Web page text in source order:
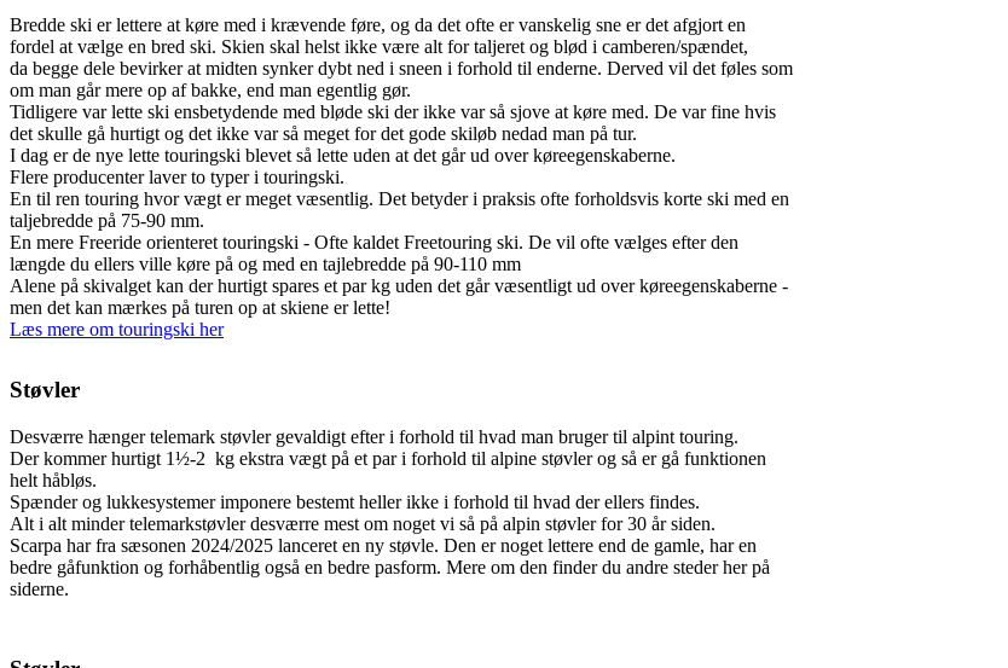
Bredde ski er lettere at køre med i krævende føre, og da det ofte er vanskelig sne er det afgjort en
fordel at vælge en bred ski. Skien skal helst ikke være alt for taljeret og blød i camberen/spændet,
da begge dele bevirker at midten synker dybt ned i sneen i forhold til enderne. Derved vil det føles som
om man går mere op af bakke, end man egentlig gør.
Tidligere var lette ski ensbetydende med bløde ski der ikke var så sjove at køre med. De var fine hvis
det skulle gå hurtigt og det ikke var så meget for det gode skiløb nedad man på tur.
I dag er de nye lette touringski blevet så lette uden at det går ud over køreegenskaberne.
Flere producenter laver to typer i touringski.
En til ren touring hvor vægt er meget væsentlig. Det betyder i praksis ofte forholdsvis korte ski med en
taljebredde på 75-90 mm.
En mere Freeride orienteret touringski - Ofte kaldet Freetouring ski. De vil ofte vælges efter den
længde du ellers ville køre på og med en tajlebredde på 90-110 mm
Alene på skivalget kan der hurtigt spares et par kg uden det går væsentligt ud over køreegenskaberne -
men det kan mærkes på turen op at skiene er lette!
Læs mere om touringski her
Støvler
Desværre hænger telemark støvler gevaldigt efter i forhold til hvad man bruger til alpint touring.
Der kommer hurtigt 1½-2 kg ekstra vægt på et par i forhold til alpine støvler og så er gå funktionen
helt håbløs.
Spænder og lukkesystemer imponere bestemt heller ikke i forhold til hvad der ellers findes.
Alt i alt minder telemarkstøvler desværre mest om noget vi så på alpin støvler for 30 år siden.
Scarpa har fra sæsonen 2024/2025 lanceret en ny støvle. Den er noget lettere end de gamle, har en
bedre gåfunktion og forhåbentlig også en bedre pasform. Mere om den finder du andre steder her på
siderne.